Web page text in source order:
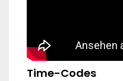
Time-Codes